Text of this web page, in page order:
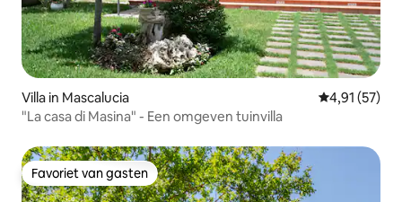
Villa in Mascalucia Gemiddelde
4,91 (57)
"La casa di Masina" - Een omgeven tuinvilla
Favoriet van gasten
Favoriet van gasten